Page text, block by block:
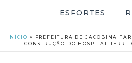
ESPORTES
INÍCIO » PREFEITURA DE JACOBINA
CONSTRUÇÃO DO HOSPITAL